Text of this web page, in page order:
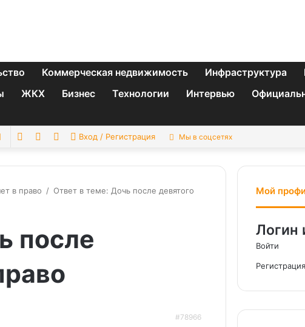
Коммерческая недвижимость Инфраструктура
ЖКХ Бизнес Технологии Интервью
Искать SwitchSidebarСлучайная
Вход / Регистрация Мы в соцсетях
в право / Ответ в теме: Дочь после девятого
после
#78966
Мой
Логин
Войти
Регистрация